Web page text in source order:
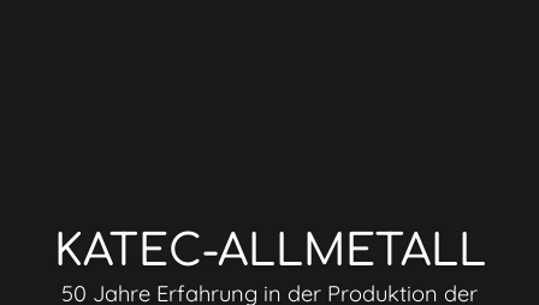
KATEC-ALLMETALL
50 Jahre Erfahrung in der Produktion der